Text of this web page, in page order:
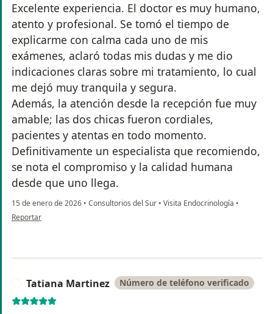
Excelente experiencia. El doctor es muy humano,
atento y profesional. Se tomó el tiempo de
explicarme con calma cada uno de mis
exámenes, aclaró todas mis dudas y me dio
indicaciones claras sobre mi tratamiento, lo cual
me dejó muy tranquila y segura.
Además, la atención desde la recepción fue muy
amable; las dos chicas fueron cordiales,
pacientes y atentas en todo momento.
Definitivamente un especialista que recomiendo,
se nota el compromiso y la calidad humana
desde que uno llega.
15 de enero de 2026 • Consultorios del Sur • Visita Endocrinología •
en opinión del usuario Yorgelis Vizcaya
Reportar
Tatiana Martinez Número de teléfono verificado